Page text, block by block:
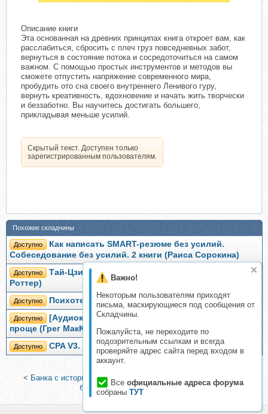
Важно!
Некоторым пользователям приходят
письма, маскирующиеся под сообщения от
Складчины.
Пожалуйста, не переходите по
подозрительным ссылкам и всегда
проверяйте адрес сайта перед входом в
аккаунт.
Все официальные адреса форума
собраны ТУТ
Описание книги
Эта основанная на древних принципах книга откроет вам, как
расслабиться, сбросить с плеч груз повседневных забот,
вернуться в состояние потока и сосредоточиться на самом
важном. С помощью простых инструментов и методов вы
сможете отпустить напряжение современного мира,
пробудить ото сна своего внутреннего Ленивого гуру,
вернуть креативность, вдохновение и начать жить творчески
и беззаботно. Вы научитесь достигать большего,
прикладывая меньше усилий.
Скрытый текст. Доступен только
зарегистрированным пользователям.
Похожие складчины
Доступно
Как написать SMART-резюме без усилий.
Собеседование без усилий. 2 книги (Раиса Сорокина)
Доступно
Тай-Цзи Ци-Гун. Усилие без усилий (Михаил
Роттер)
Доступно Психотерапия без усилий (Сергей Саянов)
Доступно
[Аудиокнига] Без усилий. Пусть главное станет
проще (Грег МакКеон)
Доступно CPA V3. Добываем деньги без особых усилий
< Банка с историями (Эмили Ньюбургер)
100 штук из листа
бумаги А4 (Джудит Хэннам)>